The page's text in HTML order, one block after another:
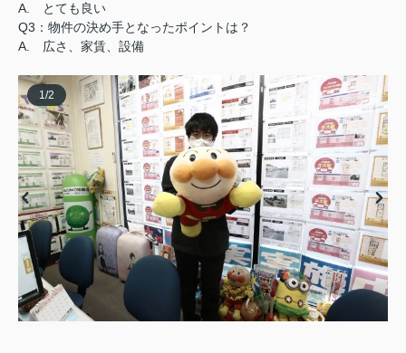
A. とても良い
Q3：物件の決め手となったポイントは？
A. 広さ、家賃、設備
1/2